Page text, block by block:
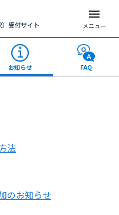
メニュー
お知らせ FAQ
法
のお知らせ